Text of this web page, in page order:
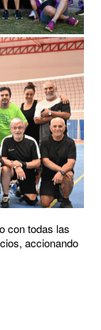
con todas las
accionando